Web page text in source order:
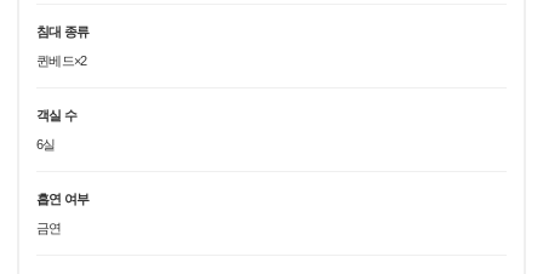
침대 종류
퀸베드×2
객실 수
6실
흡연 여부
금연